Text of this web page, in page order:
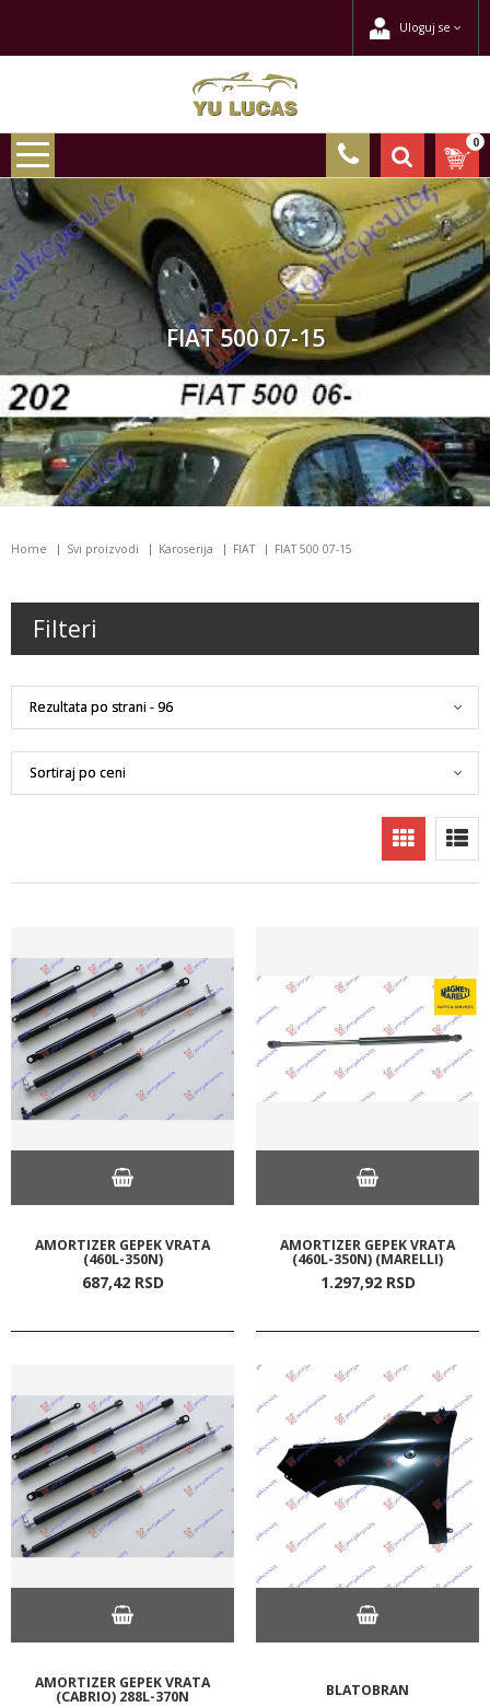
Uloguj se
0
FIAT 500 07-15
Home Svi proizvodi Karoserija FIAT FIAT 500 07-15
Filteri
AMORTIZER GEPEK VRATA
(460L-350N)
687,42 RSD
AMORTIZER GEPEK VRATA
(460L-350N) (MARELLI)
1.297,92 RSD
AMORTIZER GEPEK VRATA
(CABRIO) 288L-370N BLATOBRAN